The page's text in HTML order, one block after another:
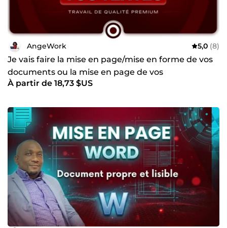
AngeWork 5,0 (8)
Je vais faire la mise en page/mise en forme de vos
documents ou la mise en page de vos
pésentatations
À partir de 18,73 $US